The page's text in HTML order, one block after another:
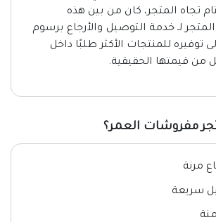
تجاه المتجر، كان من بين هذه
المتجر لـ خدمة التوصيل والأرجاع برسوم
توفيره للمنتجات الأكثر طلبًا داخل
من قيمتها الحقيقية.
مفروشات العمر؟
مرنة
سريعة